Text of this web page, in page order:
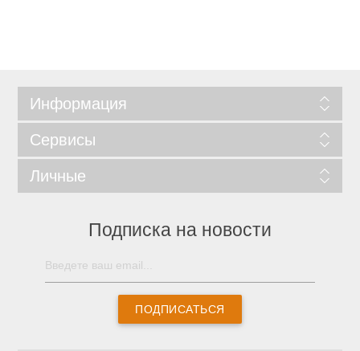
Информация
Сервисы
Личные
Подписка на новости
ПОДПИСАТЬСЯ